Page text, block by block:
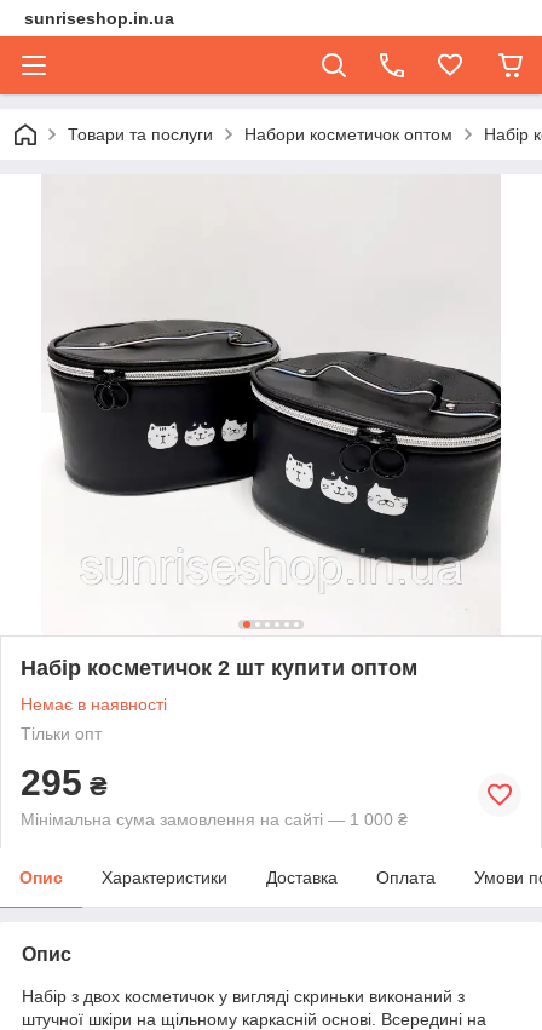
sunriseshop.in.ua
Товари та послуги Набори косметичок оптом Набір
Набір косметичок 2 шт купити оптом
Немає в наявності
Тільки опт
295 ₴
Мінімальна сума замовлення на сайті — 1 000 ₴
Опис Характеристики Доставка Оплата Умови
Опис
Набір з двох косметичок у вигляді скриньки виконаний з
штучної шкіри на щільному каркасній основі. Всередині на